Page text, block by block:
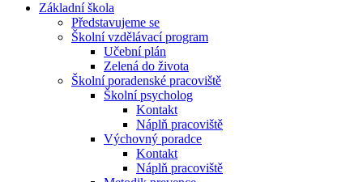
Základní škola
Představujeme se
Školní vzdělávací program
Učební plán
Zelená do života
Školní poradenské pracoviště
Školní psycholog
Kontakt
Náplň pracoviště
Výchovný poradce
Kontakt
Náplň pracoviště